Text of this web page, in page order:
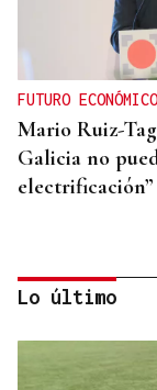
FUTURO ECONÓMICO
Mario Ruiz-
Galicia no
electrificación”
Lo último